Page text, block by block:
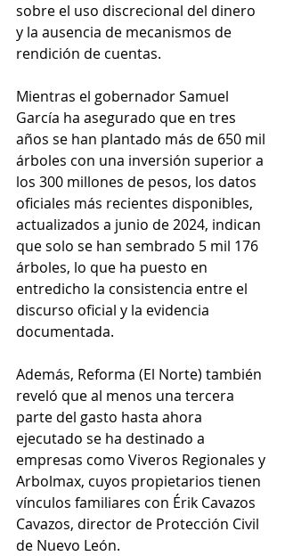
sobre el uso discrecional del dinero
y la ausencia de mecanismos de
rendición de cuentas.
Mientras el gobernador Samuel
García ha asegurado que en tres
años se han plantado más de 650 mil
árboles con una inversión superior a
los 300 millones de pesos, los datos
oficiales más recientes disponibles,
actualizados a junio de 2024, indican
que solo se han sembrado 5 mil 176
árboles, lo que ha puesto en
entredicho la consistencia entre el
discurso oficial y la evidencia
documentada.
Además, Reforma (El Norte) también
reveló que al menos una tercera
parte del gasto hasta ahora
ejecutado se ha destinado a
empresas como Viveros Regionales y
Arbolmax, cuyos propietarios tienen
vínculos familiares con Érik Cavazos
Cavazos, director de Protección Civil
de Nuevo León.